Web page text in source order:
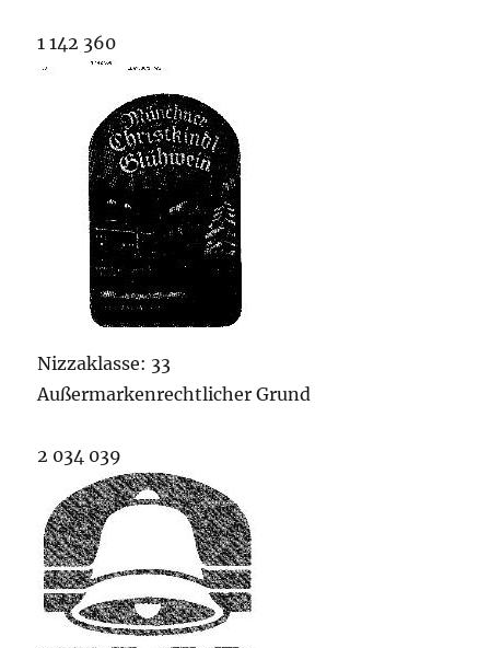
1 142 360
Nizzaklasse: 33
Außermarkenrechtlicher Grund
2 034 039